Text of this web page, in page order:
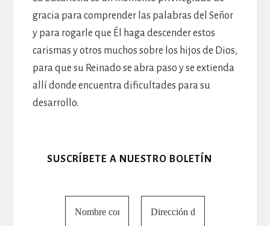
gracia para comprender las palabras del Señor
y para rogarle que Él haga descender estos
carismas y otros muchos sobre los hijos de Dios,
para que su Reinado se abra paso y se extienda
allí donde encuentra dificultades para su
desarrollo.
SUSCRÍBETE A NUESTRO BOLETÍN